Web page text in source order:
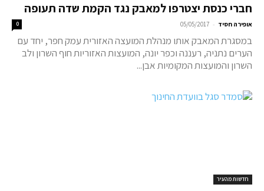
חברי כנסת יצטרפו למאבק נגד הקמת שדה תעופה
אופירה חסיד -
05/05/2017
0
במסגרת המאבק אותו מנהלת המועצה האזורית עמק חפר, יחד עם
הערים נתניה, רעננה וכפר יונה, המועצות האזוריות חוף השרון ולב
השרון והמועצות המקומיות אבן...
חדשות מהעיר